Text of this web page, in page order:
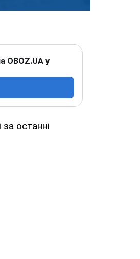
OBOZ.UA у
останні